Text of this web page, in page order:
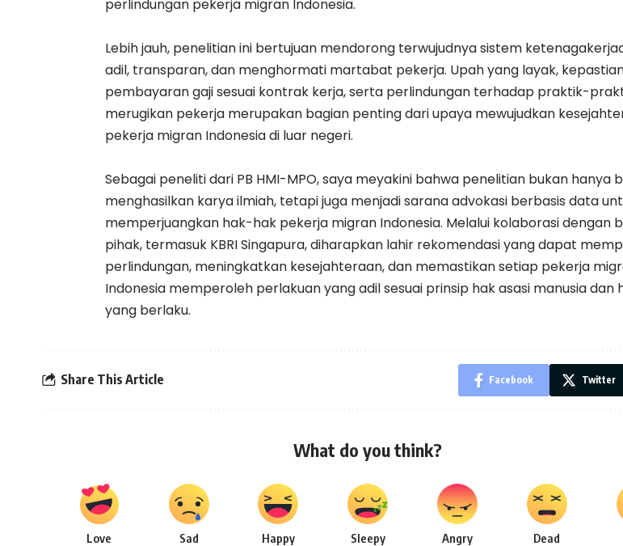
perlindungan pekerja migran Indonesia.
Lebih jauh, penelitian ini bertujuan mendorong terwujudnya sistem
adil, transparan, dan menghormati martabat pekerja. Upah yang layak,
pembayaran gaji sesuai kontrak kerja, serta perlindungan terhadap praktik-
merugikan pekerja merupakan bagian penting dari upaya mewujudkan
pekerja migran Indonesia di luar negeri.
Sebagai peneliti dari PB HMI-MPO, saya meyakini bahwa penelitian bukan hanya
menghasilkan karya ilmiah, tetapi juga menjadi sarana advokasi berbasis data
memperjuangkan hak-hak pekerja migran Indonesia. Melalui kolaborasi dengan
pihak, termasuk KBRI Singapura, diharapkan lahir rekomendasi yang dapat
perlindungan, meningkatkan kesejahteraan, dan memastikan setiap pekerja
Indonesia memperoleh perlakuan yang adil sesuai prinsip hak asasi manusia dan
yang berlaku.
Share This Article Facebook Twitter
What do you think?
Love Sad Happy Sleepy Angry Dead